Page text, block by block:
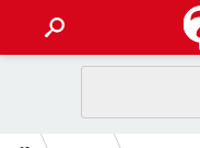
GUIDE